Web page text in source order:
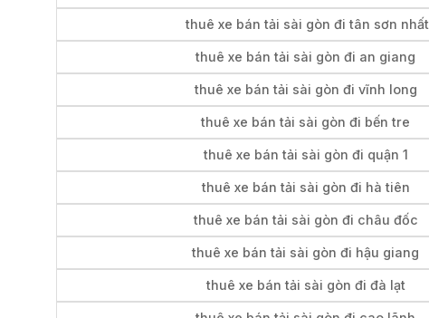
thuê xe bán tải sài gòn đi tân sơn nhất
thuê xe bán tải sài gòn đi an giang
thuê xe bán tải sài gòn đi vĩnh long
thuê xe bán tải sài gòn đi bến tre
thuê xe bán tải sài gòn đi quận 1
thuê xe bán tải sài gòn đi hà tiên
thuê xe bán tải sài gòn đi châu đốc
thuê xe bán tải sài gòn đi hậu giang
thuê xe bán tải sài gòn đi đà lạt